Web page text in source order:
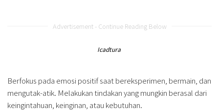
Advertisement - Continue Reading Below
Icadtura
Berfokus pada emosi positif saat bereksperimen, bermain, dan
mengutak-atik. Melakukan tindakan yang mungkin berasal dari
keingintahuan, keinginan, atau kebutuhan.